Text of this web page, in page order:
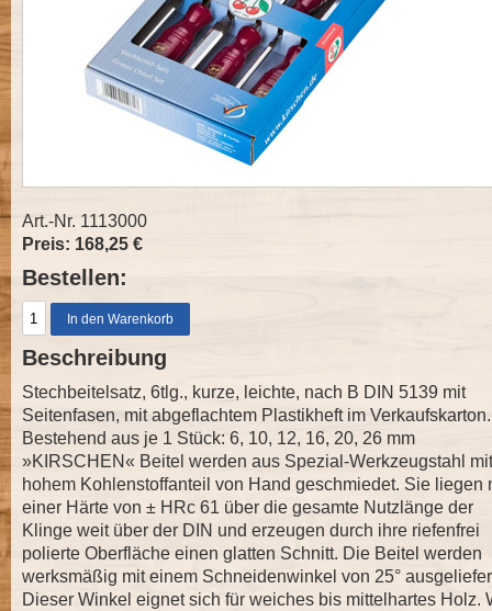
Art.-Nr. 1113000
Preis: 168,25 €
Bestellen:
Beschreibung
Stechbeitelsatz, 6tlg., kurze, leichte, nach B DIN 5139 mit
Seitenfasen, mit abgeflachtem Plastikheft im Verkaufskarton.
Bestehend aus je 1 Stück: 6, 10, 12, 16, 20, 26 mm
»KIRSCHEN« Beitel werden aus Spezial-Werkzeugstahl mit
hohem Kohlenstoffanteil von Hand geschmiedet. Sie liegen
einer Härte von ± HRc 61 über die gesamte Nutzlänge der
Klinge weit über der DIN und erzeugen durch ihre riefenfrei
polierte Oberfläche einen glatten Schnitt. Die Beitel werden
werksmäßig mit einem Schneidenwinkel von 25°
Dieser Winkel eignet sich für weiches bis mittelhartes Holz.